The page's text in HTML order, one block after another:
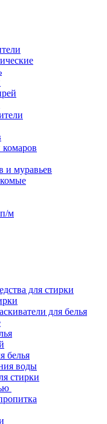
и муравьев
м
для стирки
для белья
белья
воды
стирки